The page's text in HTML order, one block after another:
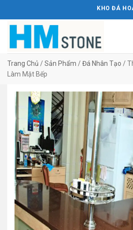
qua
KHO ĐÁ HOÀNG MINH
Trang Chủ / Sản Phẩm / Đá Nhân Tạo /
Làm Mặt Bếp